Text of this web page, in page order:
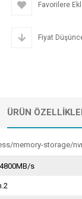
Favorilere
Fiyat
ÜRÜN
memory-storage/
s